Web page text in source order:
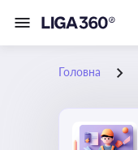
Головна